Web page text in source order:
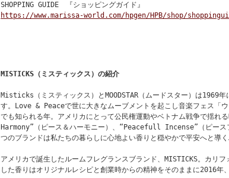
SHOPPING GUIDE 『ショッピングガイド』
https://www.marissa-world.com/hpgen/HPB/shop/
MISTICKS（ミスティックス）の紹介
Misticks（ミスティックス）とMOODSTAR（ムードスター）は1969
す。Love & Peaceで世に大きなムーブメントを起こし音楽フェス「
でも知られる年。アメリカにとって公民権運動やベトナム戦争で揺れ
Harmony”（ピース＆ハーモニー）、“Peacefull Incense”（ピース
つのブランドは私たちの暮らしに心地よい香りと穏やかで平安へと導
アメリカで誕生したルームフレグランスブランド、MISTICKS。カリ
した香りはオリジナルレシピと創業時からの精神をそのままに2016年